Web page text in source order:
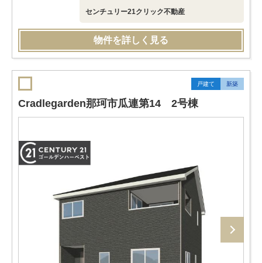
センチュリー21クリック不動産
物件を詳しく見る
戸建て 新築
Cradlegarden那珂市瓜連第14 2号棟